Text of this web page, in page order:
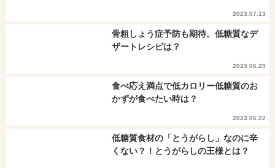
2023.07.13
骨粗しょう症予防も期待。低糖質なデ
ザートレシピは？
2023.06.29
食べ応え満点で低カロリー低糖質のお
かずが食べたい時は？
2023.06.22
低糖質食材の「とうがらし」なのに辛
くない？！とうがらしの王様とは？